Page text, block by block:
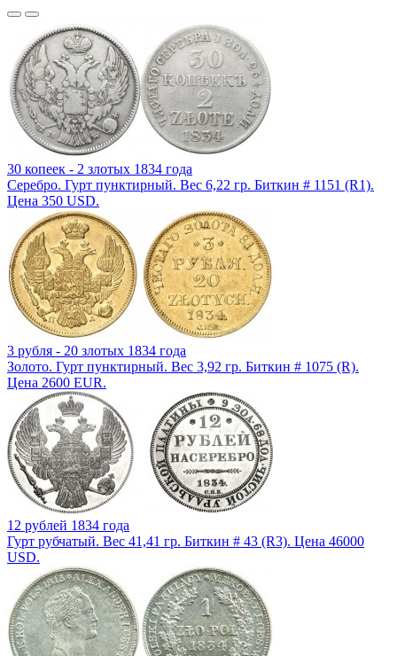
30 копеек - 2 злотых 1834 года
Серебро. Гурт пунктирный. Вес 6,22 гр. Биткин # 1151 (R1).
Цена 350 USD.
3 рубля - 20 злотых 1834 года
Золото. Гурт пунктирный. Вес 3,92 гр. Биткин # 1075 (R).
Цена 2600 EUR.
12 рублей 1834 года
Гурт рубчатый. Вес 41,41 гр. Биткин # 43 (R3). Цена 46000
USD.